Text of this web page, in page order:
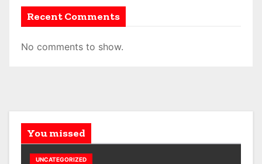
Recent Comments
No comments to show.
You missed
UNCATEGORIZED